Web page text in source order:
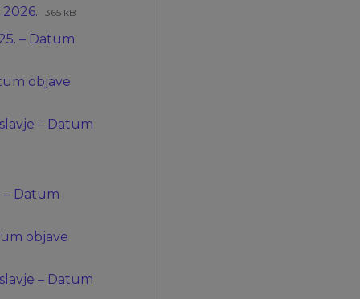
Ekstenzija
xlsx
Veličina
365 kB
– Datum
objave
– Datum
– Datum
objave
– Datum